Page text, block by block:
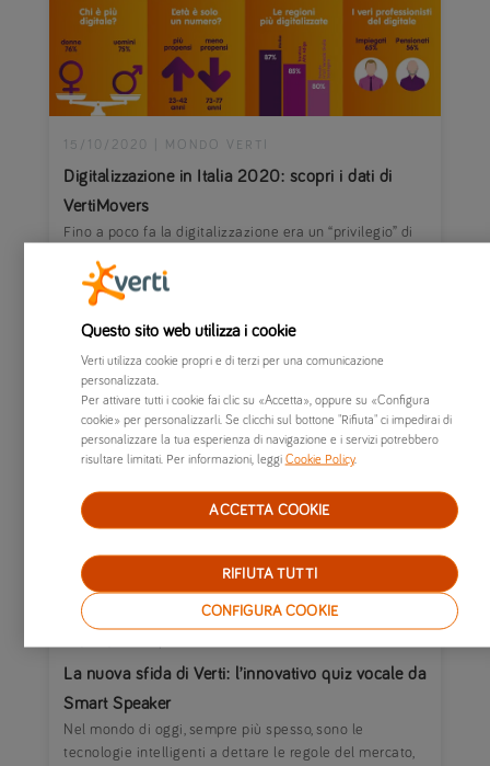
Digitalizzazione in Italia 2020: scopri i dati di
VertiMovers
15/10/2020 MONDO VERTI
Fino a poco fa la digitalizzazione era un “privilegio” di
must have di tutti. In fondo, è una questione di
sopravvivenza. E così, mentre...
La nuova sfida di Verti: l’innovativo quiz vocale da
Smart Speaker
Nel mondo di oggi, sempre più spesso, sono le
tecnologie intelligenti a dettare le regole del mercato,
Questo sito web utilizza i cookie
Verti utilizza cookie propri e di terzi per una comunicazione
personalizzata.
Per attivare tutti i cookie fai clic su «Accetta», oppure su «Configura
cookie» per personalizzarli. Se clicchi sul bottone "Rifiuta" ci impedirai di
personalizzare la tua esperienza di navigazione e i servizi potrebbero
risultare limitati. Per informazioni, leggi Cookie Policy.
CONFIGURA COOKIE
RIFIUTA TUTTI
ACCETTA COOKIE